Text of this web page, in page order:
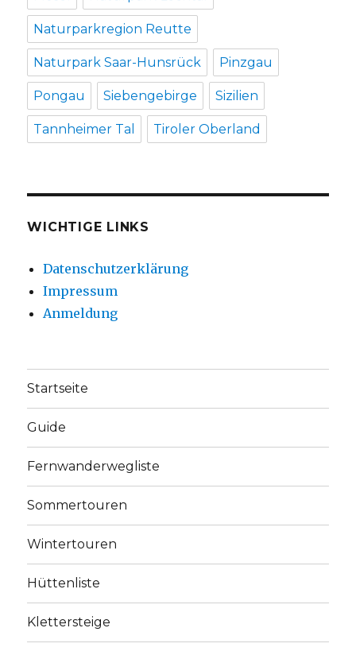
Naturparkregion Reutte
Naturpark Saar-Hunsrück Pinzgau
Pongau Siebengebirge Sizilien
Tannheimer Tal Tiroler Oberland
WICHTIGE LINKS
Datenschutzerklärung
Impressum
Anmeldung
Startseite
Guide
Fernwanderwegliste
Sommertouren
Wintertouren
Hüttenliste
Klettersteige